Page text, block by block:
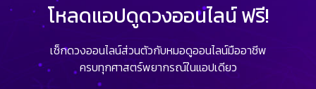
โหลดแอปดูดวงออนไลน์ ฟรี!
เช็กดวงออนไลน์ส่วนตัวกับหมอดูออนไลน์มืออาชีพ
ครบทุกศาสตร์พยากรณ์ในแอปเดียว